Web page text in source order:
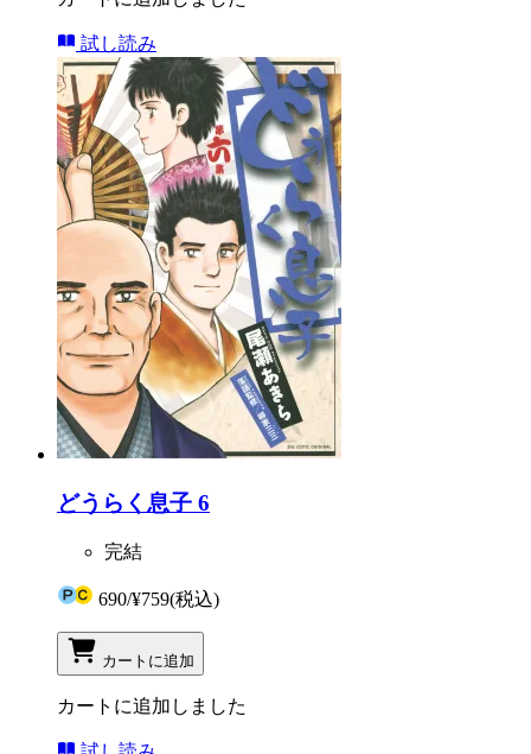
試し読み
どうらく息子 6
完結
690/¥759(税込)
カートに追加
カートに追加しました